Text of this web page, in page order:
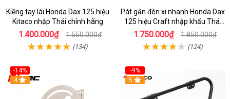
Kiềng tay lái Honda Dax 125 hiệu
Kitaco nhập Thái chính hãng
1.400.000₫ 1.550.000₫
(134)
Pát gắn đèn xi nhanh Honda Dax
125 hiệu Craft nhập khẩu Thái
Lan
1.750.000₫ 1.850.000₫
(124)
-14%
4
-9%
5